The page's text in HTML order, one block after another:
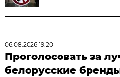
06.08.2026 19:20
Проголосовать за
белорусские